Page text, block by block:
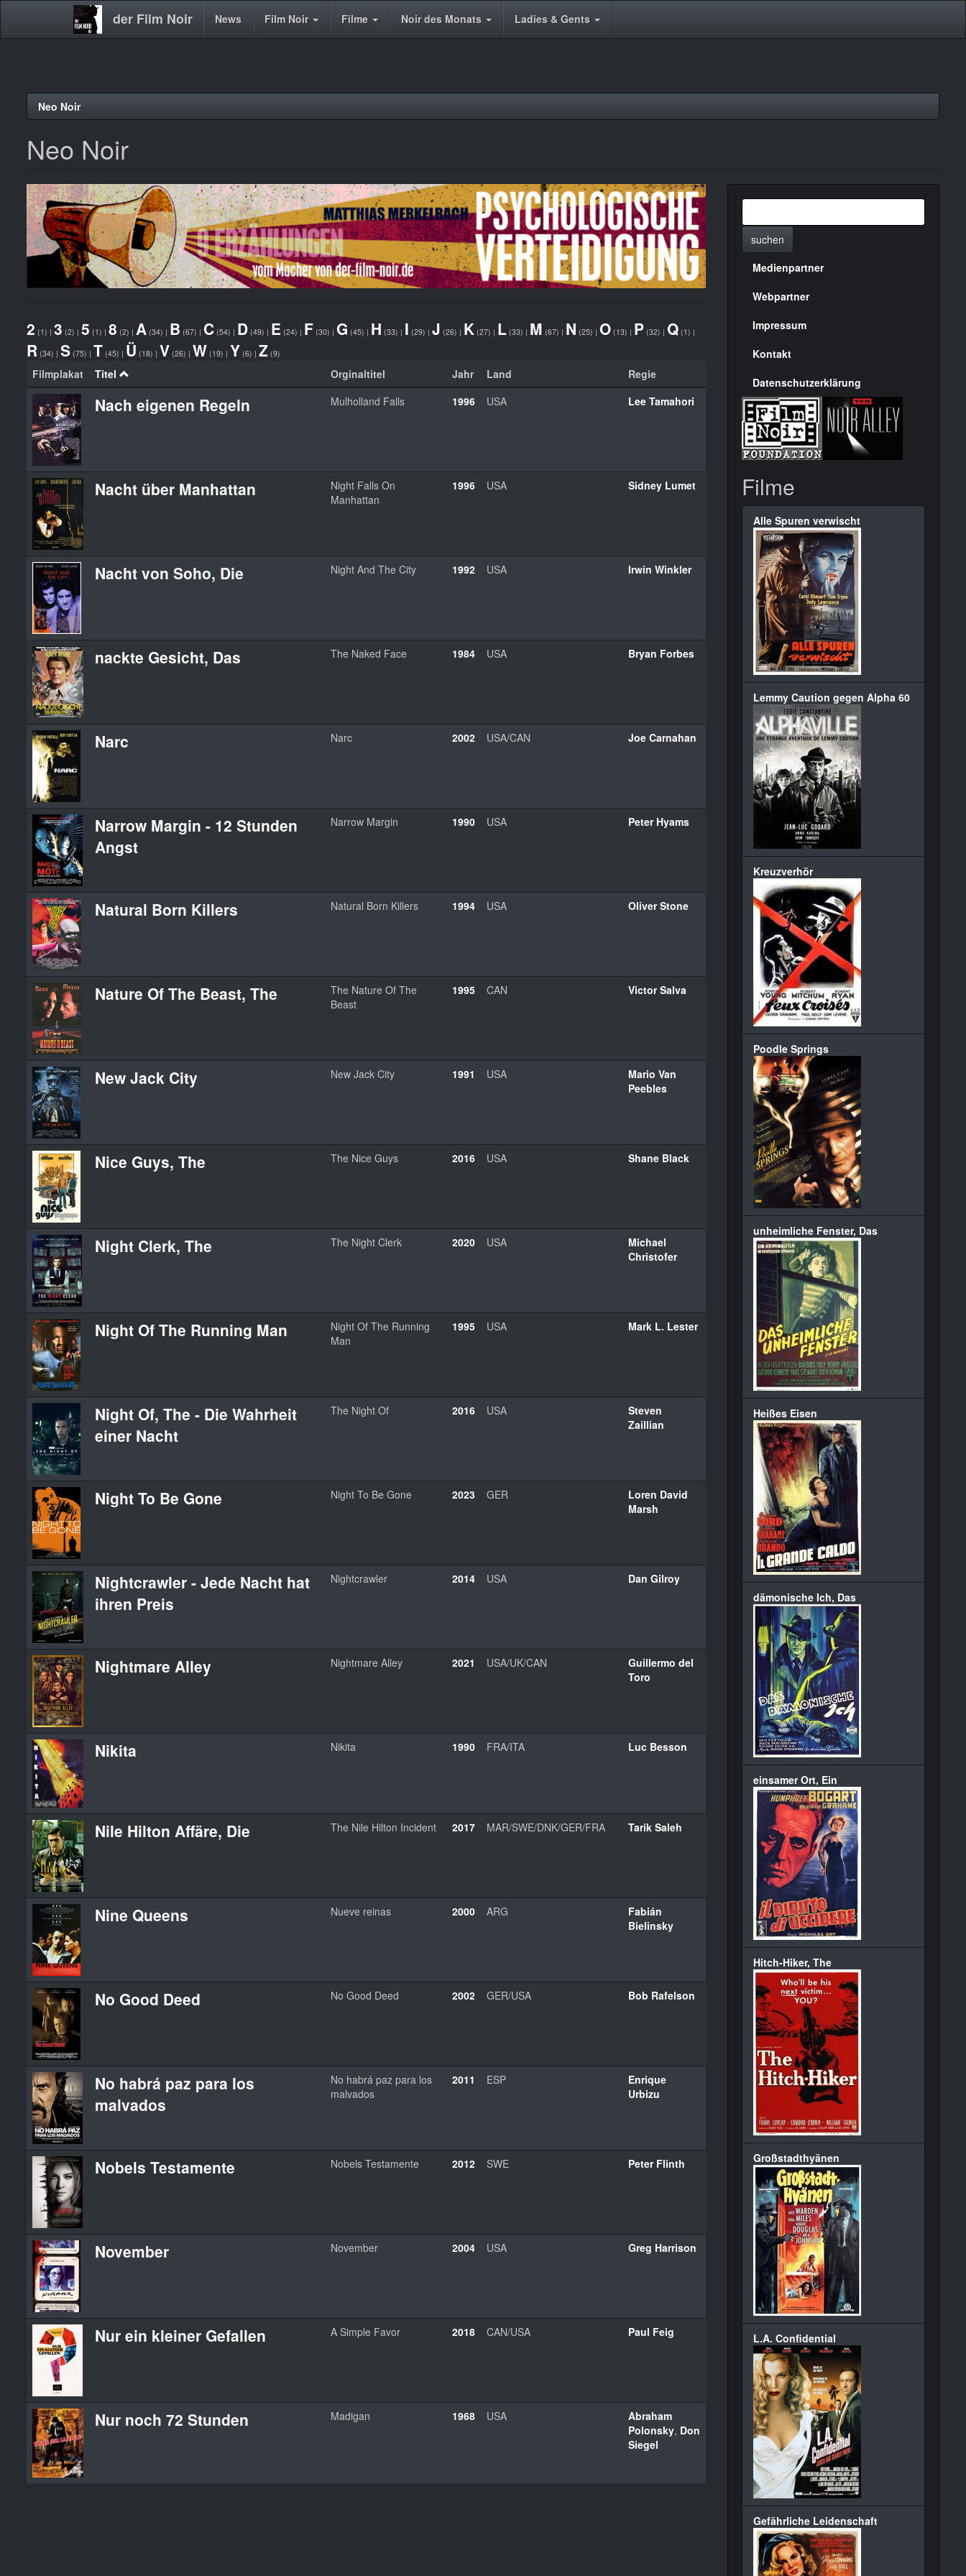
der Film Noir
Main News Film Noir Filme Noir des Monats Ladies & Gents
Neo Noir
Neo Noir
2 (1) | 3 (2) | 5 (1) | 8 (2) | A (34) | B (67) | C (54) | D (49) | E (24) | F (30) | G (45) | H (33) | I (29) | J (26) | K (27) | L (33) | M (67) | N (25) | O (13) | P (32) | Q (1) |
R (34) | S (75) | T (45) | Ü (18) | V (26) | W (19) | Y (6) | Z (9)
Filmplakat Titel Orginaltitel Jahr Land Regie
Nach eigenen Regeln Mulholland Falls 1996 USA Lee Tamahori
Nacht über Manhattan
Night Falls On
Manhattan
1996 USA Sidney Lumet
Nacht von Soho, Die Night And The City 1992 USA Irwin Winkler
nackte Gesicht, Das The Naked Face 1984 USA Bryan Forbes
Narc Narc 2002 USA/CAN Joe Carnahan
Narrow Margin - 12 Stunden
Angst
Narrow Margin 1990 USA Peter Hyams
Natural Born Killers Natural Born Killers 1994 USA Oliver Stone
Nature Of The Beast, The
The Nature Of The
Beast
1995 CAN Victor Salva
New Jack City New Jack City 1991 USA
Mario Van
Peebles
Nice Guys, The The Nice Guys 2016 USA Shane Black
Night Clerk, The The Night Clerk 2020 USA
Michael
Christofer
Night Of The Running Man
Night Of The Running
Man
1995 USA Mark L. Lester
Night Of, The - Die Wahrheit
einer Nacht
The Night Of 2016 USA
Steven
Zaillian
Night To Be Gone Night To Be Gone 2023 GER
Loren David
Marsh
Nightcrawler - Jede Nacht hat
ihren Preis
Nightcrawler 2014 USA Dan Gilroy
Nightmare Alley Nightmare Alley 2021 USA/UK/CAN
Guillermo del
Toro
Nikita Nikita 1990 FRA/ITA Luc Besson
Nile Hilton Affäre, Die The Nile Hilton Incident 2017 MAR/SWE/DNK/GER/FRA Tarik Saleh
Nine Queens Nueve reinas 2000 ARG
Fabián
Bielinsky
No Good Deed No Good Deed 2002 GER/USA Bob Rafelson
No habrá paz para los
malvados
No habrá paz para los
malvados
2011 ESP
Enrique
Urbizu
Nobels Testamente Nobels Testamente 2012 SWE Peter Flinth
November November 2004 USA Greg Harrison
Nur ein kleiner Gefallen A Simple Favor 2018 CAN/USA Paul Feig
Nur noch 72 Stunden Madigan 1968 USA
Abraham
Polonsky, Don
Siegel
suchen
Menülinks
rechte
Seite
Medienpartner
Webpartner
Impressum
Kontakt
Datenschutzerklärung
Filme
Alle Spuren verwischt
Lemmy Caution gegen Alpha 60
Kreuzverhör
Poodle Springs
unheimliche Fenster, Das
Heißes Eisen
dämonische Ich, Das
einsamer Ort, Ein
Hitch-Hiker, The
Großstadthyänen
L.A. Confidential
Gefährliche Leidenschaft